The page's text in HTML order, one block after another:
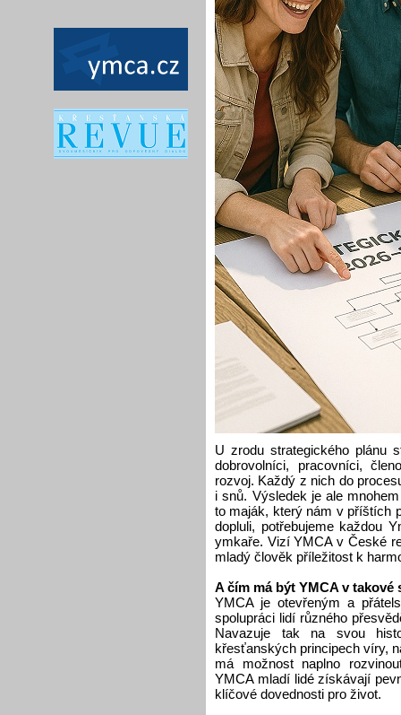
U zrodu strategického plánu
dobrovolníci, pracovníci,
rozvoj. Každý z nich do
i snů. Výsledek je ale
to maják, který nám v příštích
dopluli, potřebujeme každou
ymkaře. Vizí YMCA v České
mladý člověk příležitost k
A čím má být YMCA v takové
YMCA je otevřeným a
spolupráci lidí různého
Navazuje tak na svou
křesťanských principech víry,
má možnost naplno
YMCA mladí lidé získávají
klíčové dovednosti pro život.